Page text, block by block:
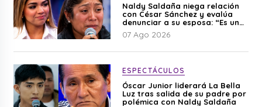
Naldy Saldaña niega relación
con César Sánchez y evalúa
denunciar a su esposa: “Es una
difamación”
07 Ago 2026
ESPECTÁCULOS
Óscar Junior liderará La Bella
Luz tras salida de su padre por
polémica con Naldy Saldaña